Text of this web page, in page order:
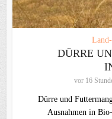
DÜRRE
vor 16
Dürre und
Ausnahmen in